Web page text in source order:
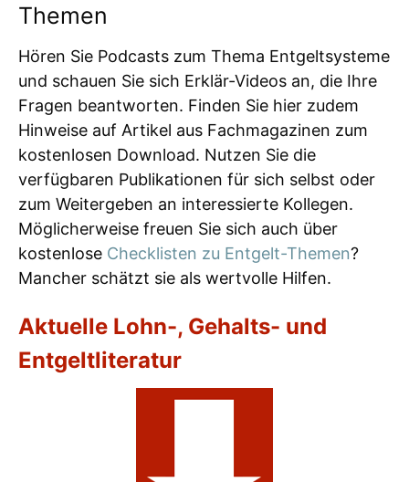
Themen
Hören Sie Podcasts zum Thema Entgeltsysteme
und schauen Sie sich Erklär-Videos an, die Ihre
Fragen beantworten. Finden Sie hier zudem
Hinweise auf Artikel aus Fachmagazinen zum
kostenlosen Download. Nutzen Sie die
verfügbaren Publikationen für sich selbst oder
zum Weitergeben an interessierte Kollegen.
Möglicherweise freuen Sie sich auch über
kostenlose Checklisten zu Entgelt-Themen?
Mancher schätzt sie als wertvolle Hilfen.
Aktuelle Lohn-, Gehalts- und
Entgeltliteratur